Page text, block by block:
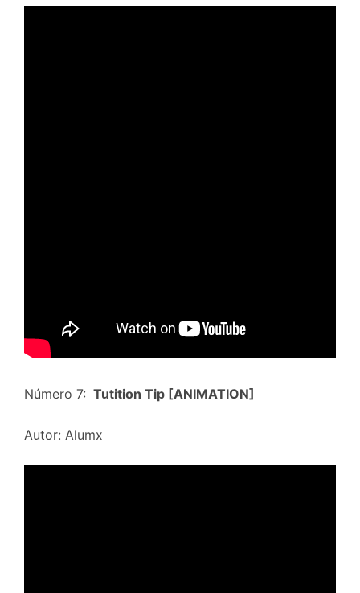
Número 7: Tutition Tip [ANIMATION]
Autor: Alumx